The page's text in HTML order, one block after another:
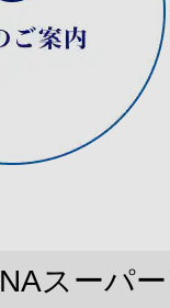
スーパ